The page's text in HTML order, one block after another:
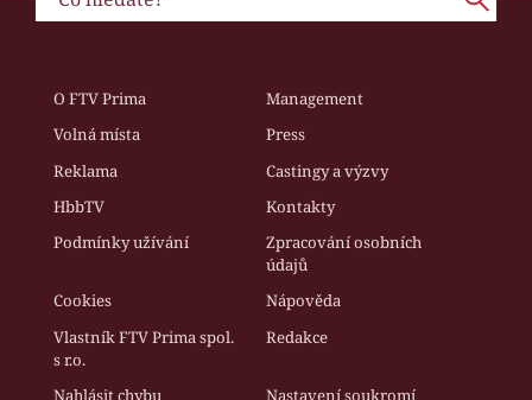
O FTV Prima
Management
Volná místa
Press
Reklama
Castingy a výzvy
HbbTV
Kontakty
Podmínky užívání
Zpracování osobních
údajů
Cookies
Nápověda
Vlastník FTV Prima spol.
s r.o.
Redakce
Nahlásit chybu Nastavení soukromí